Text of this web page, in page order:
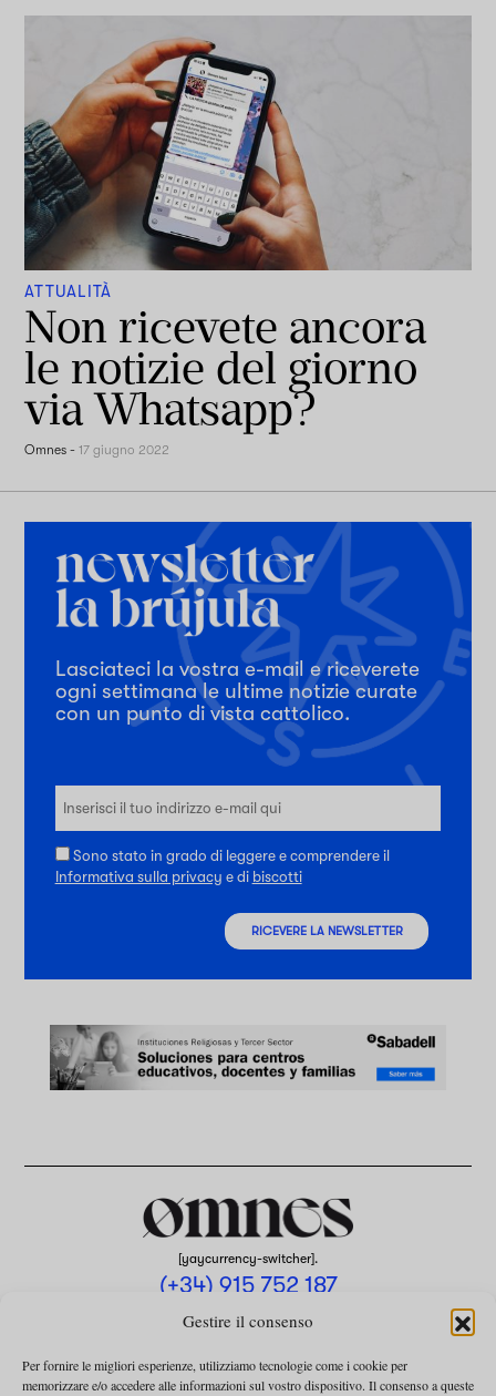
Gestire il consenso
Per fornire le migliori esperienze, utilizziamo tecnologie come i cookie per
memorizzare e/o accedere alle informazioni sul vostro dispositivo. Il consenso a queste
ATTUALITÀ
Non ricevete ancora
le notizie del giorno
via Whatsapp?
Omnes -17 giugno 2022
Lasciateci la vostra e-mail e riceverete
ogni settimana le ultime notizie curate
con un punto di vista cattolico.
Sono stato in grado di leggere e comprendere il
Informativa sulla privacy e di biscotti
RICEVERE LA NEWSLETTER
[yaycurrency-switcher].
(+34) 915 752 187
omnes@omnesmag.com